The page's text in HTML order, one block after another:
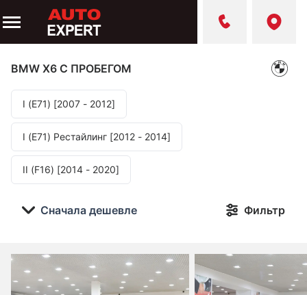
BMW X6 С ПРОБЕГОМ
I (E71) [2007 - 2012]
I (E71) Рестайлинг [2012 - 2014]
II (F16) [2014 - 2020]
Фильтр
Сначала дешевле